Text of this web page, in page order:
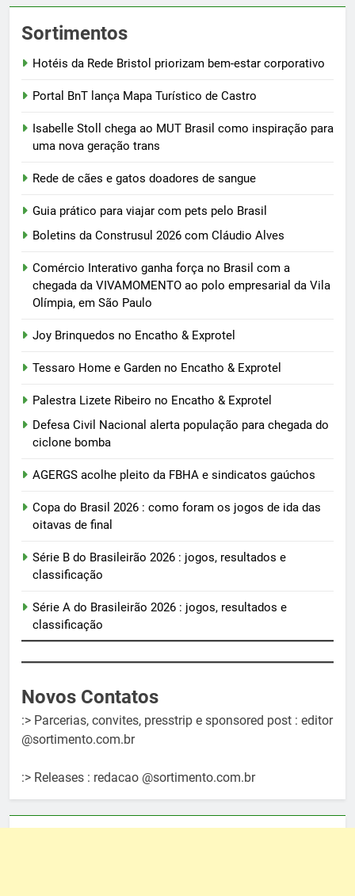
Sortimentos
Hotéis da Rede Bristol priorizam bem-estar corporativo
Portal BnT lança Mapa Turístico de Castro
Isabelle Stoll chega ao MUT Brasil como inspiração para
uma nova geração trans
Rede de cães e gatos doadores de sangue
Guia prático para viajar com pets pelo Brasil
Boletins da Construsul 2026 com Cláudio Alves
Comércio Interativo ganha força no Brasil com a
chegada da VIVAMOMENTO ao polo empresarial da Vila
Olímpia, em São Paulo
Joy Brinquedos no Encatho & Exprotel
Tessaro Home e Garden no Encatho & Exprotel
Palestra Lizete Ribeiro no Encatho & Exprotel
Defesa Civil Nacional alerta população para chegada do
ciclone bomba
AGERGS acolhe pleito da FBHA e sindicatos gaúchos
Copa do Brasil 2026 : como foram os jogos de ida das
oitavas de final
Série B do Brasileirão 2026 : jogos, resultados e
classificação
Série A do Brasileirão 2026 : jogos, resultados e
classificação
Novos Contatos
:> Parcerias, convites, presstrip e sponsored post : editor
@sortimento.com.br
:> Releases : redacao @sortimento.com.br